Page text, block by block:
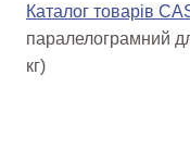
Каталог товарів
паралелограмний
кг)